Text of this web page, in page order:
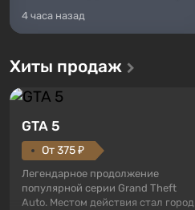
4 часа назад
Хиты продаж
GTA 5
От 375 ₽
Легендарное продолжение
популярной серии Grand Theft
Auto. Местом действия стал город